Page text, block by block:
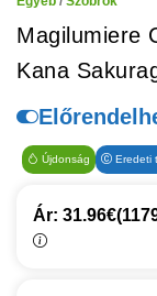
Magilumiere
Kana
Újdonság Eredeti
Ár: 31.96€